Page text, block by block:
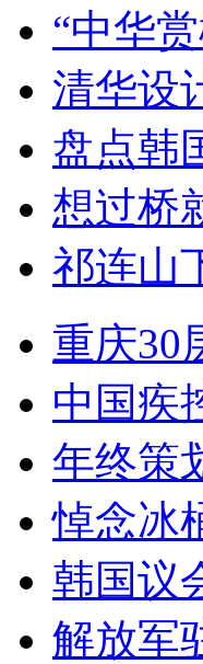
“中华
清华设
盘点韩
想过桥
祁连山
重庆
中国疾
年终策
悼念冰
韩国议
解放军